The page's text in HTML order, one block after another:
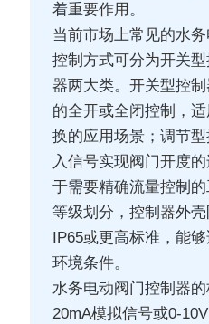
着重要作用。
当前市场上常见的水
控制方式可分为开关
器两大类。开关型控
的全开或全闭控制，
换的应用场景；调节
入信号实现阀门开度
于需要精确流量控制
等级划分，控制器外
IP65或更高标准，能
环境条件。
水务电动阀门控制器
20mA模拟信号或0-